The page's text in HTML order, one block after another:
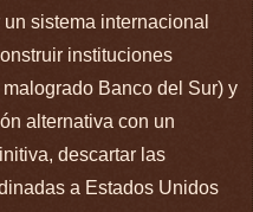
sistema internacional
instituciones
Banco del Sur) y
alternativa con un
descartar las
a Estados Unidos